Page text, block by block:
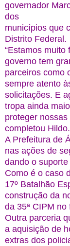
governador
dos
municípios que
Distrito Federal.
“Estamos muito
governo tem
parceiros como
sempre atento
solicitações. E
tropa ainda
proteger
completou Hildo.
A Prefeitura de
nas ações de
dando o
Como é o caso
17º Batalhão
construção da
da 35ª CIPM
Outra parceria
a aquisição de
extras dos